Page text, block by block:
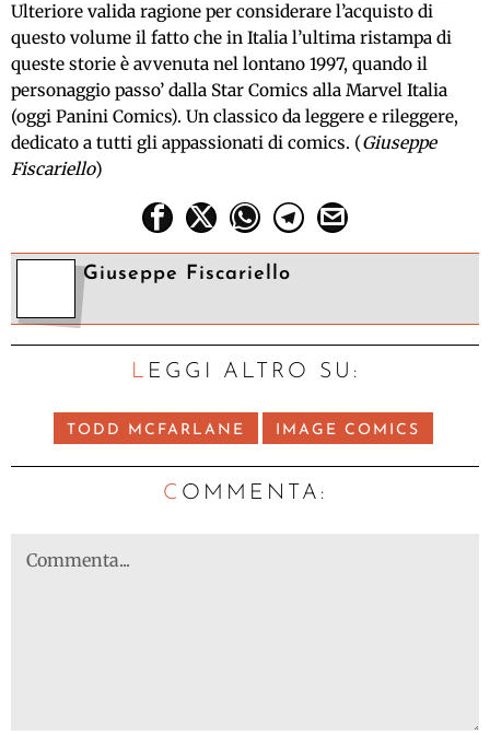
Ulteriore valida ragione per considerare l’acquisto di
questo volume il fatto che in Italia l’ultima ristampa di
queste storie è avvenuta nel lontano 1997, quando il
personaggio passo’ dalla Star Comics alla Marvel Italia
(oggi Panini Comics). Un classico da leggere e rileggere,
dedicato a tutti gli appassionati di comics. (Giuseppe
Fiscariello)
Giuseppe Fiscariello
LEGGI ALTRO SU:
TODD MCFARLANE IMAGE COMICS
C OMMENTA: